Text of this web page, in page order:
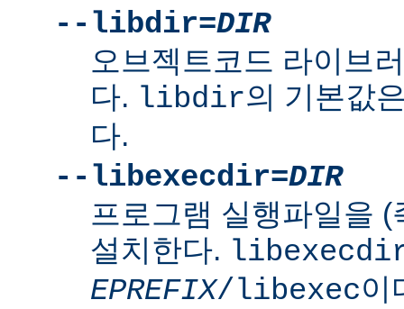
--libdir=DIR
오브젝트코드 라이브
다. libdir의 기본값
다.
--libexecdir=DIR
프로그램 실행파일을
설치한다.
EPREFIX/libexec이